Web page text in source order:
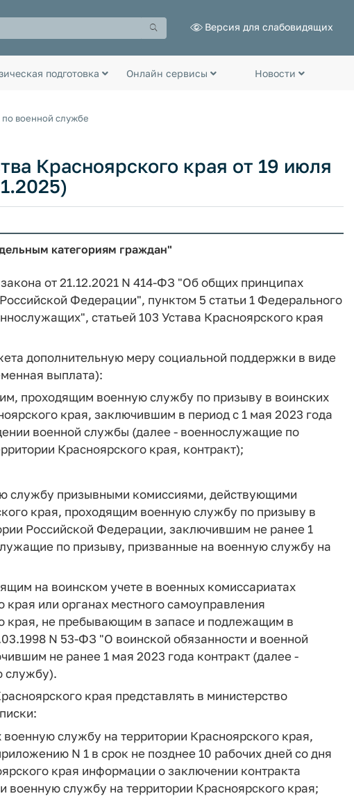
Версия для слабовидящих
подготовка Онлайн сервисы Новости
военной службе
Красноярского края от 19 июля
категориям граждан"
от 21.12.2021 N 414-ФЗ "Об общих принципах
Федерации", пунктом 5 статьи 1 Федерального
статьей 103 Устава Красноярского края
дополнительную меру социальной поддержки в виде
выплата):
проходящим военную службу по призыву в воинских
края, заключившим в период с 1 мая 2023 года
военной службы (далее - военнослужащие по
Красноярского края, контракт);
службу призывными комиссиями, действующими
края, проходящим военную службу по призыву в
Российской Федерации, заключившим не ранее 1
по призыву, призванные на военную службу на
на воинском учете в военных комиссариатах
или органах местного самоуправления
края, не пребывающим в запасе и подлежащим в
N 53-ФЗ "О воинской обязанности и военной
не ранее 1 мая 2023 года контракт (далее -
службу).
края представлять в министерство
службу на территории Красноярского края,
N 1 в срок не позднее 10 рабочих дней со дня
края информации о заключении контракта
службу на территории Красноярского края;